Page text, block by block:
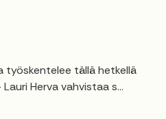
työskentelee tällä hetkellä
Herva vahvistaa s...